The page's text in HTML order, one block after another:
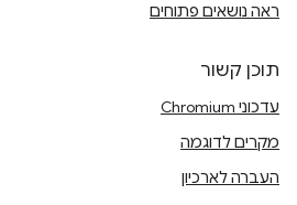
ראה נושאים פתוחים
תוכן קשור
עדכוני Chromium
מקרים לדוגמה
העברה לארכיון